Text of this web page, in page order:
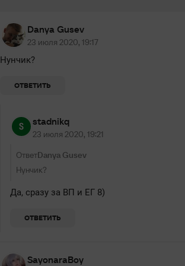
Danya Gusev
23 июля 2020, 19:17
Нунчик?
ОТВЕТИТЬ
stadnikq
23 июля 2020, 19:21
ОтветDanya Gusev
Нунчик?
Да, сразу за ВП и ЕГ 8)
ОТВЕТИТЬ
SayonaraBoy